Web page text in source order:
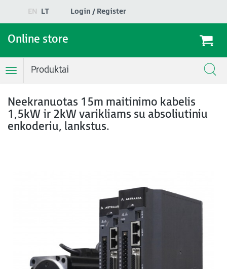
EN LT Login / Register
Online store
ToggleProduktai
Neekranuotas 15m maitinimo kabelis
1,5kW ir 2kW varikliams su absoliutiniu
enkoderiu, lankstus.